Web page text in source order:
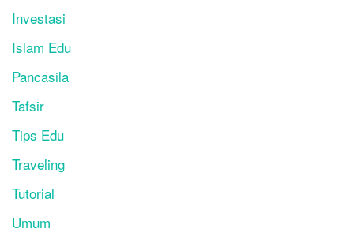
Investasi
Islam Edu
Pancasila
Tafsir
Tips Edu
Traveling
Tutorial
Umum